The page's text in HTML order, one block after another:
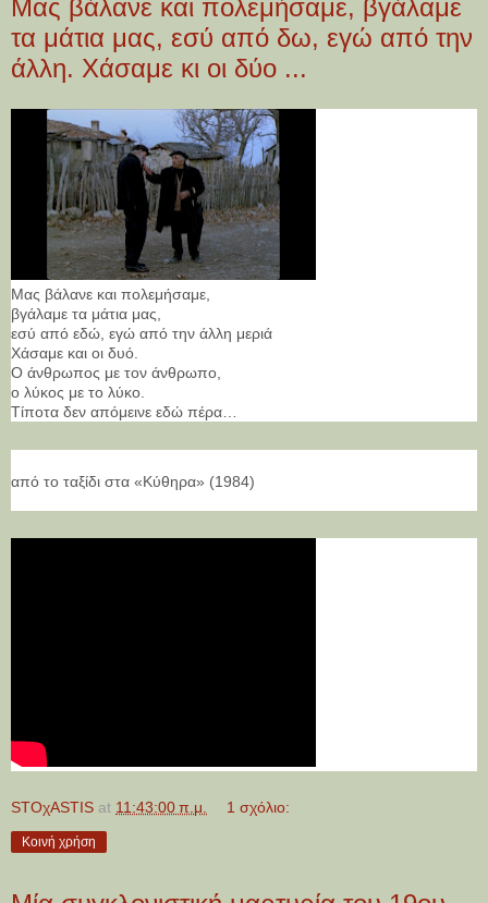
Μας βάλανε και πολεμήσαμε, βγάλαμε
τα μάτια μας, εσύ από δω, εγώ από την
άλλη. Χάσαμε κι οι δύο ...
Μας βάλανε και πολεμήσαμε,
βγάλαμε τα μάτια μας,
εσύ από εδώ, εγώ από την άλλη μεριά
Χάσαμε και οι δυό.
Ο άνθρωπος με τον άνθρωπο,
ο λύκος με το λύκο.
Τίποτα δεν απόμεινε εδώ πέρα…
από το ταξίδι στα «Κύθηρα» (1984)
STOχASTIS at 11:43:00 π.μ. 1 σχόλιο:
Κοινή χρήση